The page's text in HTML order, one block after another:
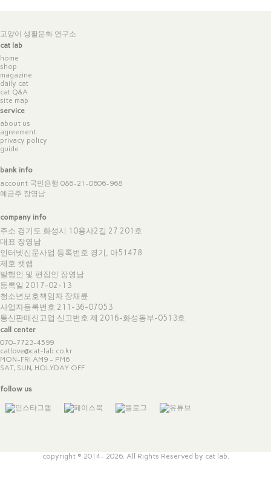
고양이 생활문화 연구소
cat lab
home
shop
magazine
daily cat
cat Q&A
site map
service
about us
agreement
privacy policy
guide
bank info
account 국민은행 086-21-0606-968
예금주 장영남
company info
주소 경기도 화성시 10용사2길 27 201호
대표 장영남
인터넷신문사업 등록번호 경기, 아51478
제호 캣랩
발행인 및 편집인 장영남
등록일 2017-02-13
청소년보호책임자 장채륜
사업자등록번호 211-36-07053
통신판매신고업 신고번호 제 2016-화성동부-0513호
call center
070-7723-4599
catlove@cat-lab.co.kr
MON-FRI AM9 - PM6
SAT, SUN, HOLYDAY OFF
follow us
copyright © 2014- 2026. All Rights Reserved by cat lab.